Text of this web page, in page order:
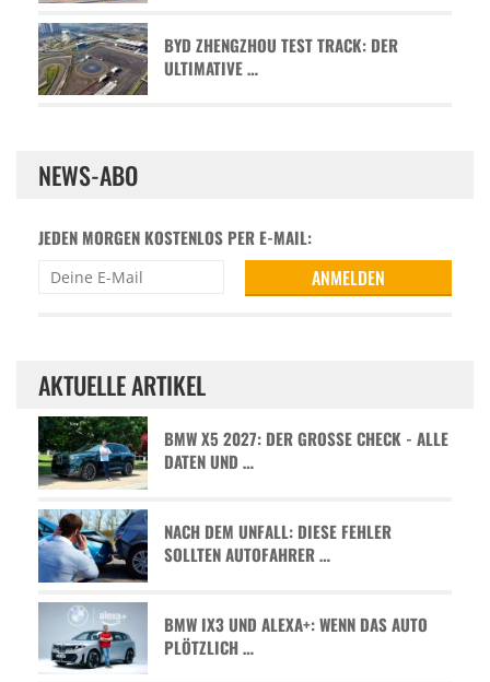
BYD ZHENGZHOU TEST TRACK: DER
ULTIMATIVE …
NEWS-ABO
JEDEN MORGEN KOSTENLOS PER E-MAIL:
AKTUELLE ARTIKEL
BMW X5 2027: DER GROSSE CHECK - ALLE D
ATEN UND …
NACH DEM UNFALL: DIESE FEHLER
SOLLTEN AUTOFAHRER …
BMW IX3 UND ALEXA+: WENN DAS AUTO
PLÖTZLICH …